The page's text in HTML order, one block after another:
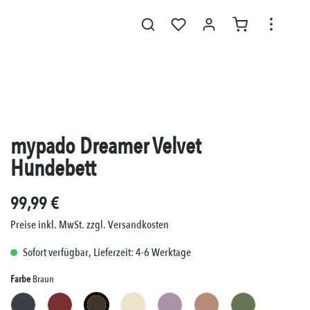
mypado Dreamer Velvet
Hundebett
99,99 €
Preise inkl. MwSt. zzgl. Versandkosten
Sofort verfügbar, Lieferzeit: 4-6 Werktage
FarbeAuswählen
Braun